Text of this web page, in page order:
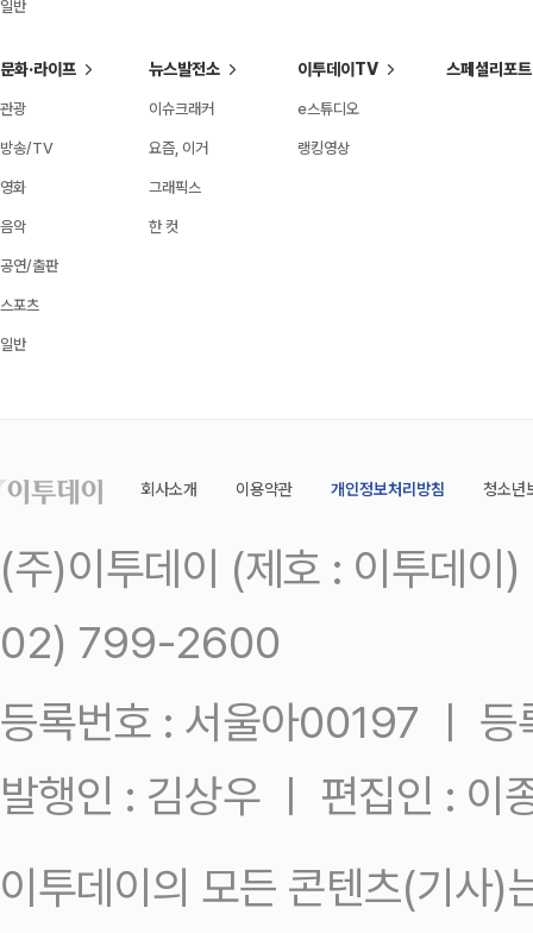
일반
문화·라이프
관광
방송/TV
영화
음악
공연/출판
스포츠
일반
뉴스발전소
이슈크래커
요즘, 이거
그래픽스
한 컷
이투데이TV
e스튜디오
랭킹영상
스페셜리포트
회사소개 이용약관 개인정보처리방침 청소년
(주)이투데이 (제호 : 이투데
02) 799-2600
등록번호 : 서울아00197 ㅣ
발행인 : 김상우 ㅣ 편집인 : 이
이투데이의 모든 콘텐츠(기사)